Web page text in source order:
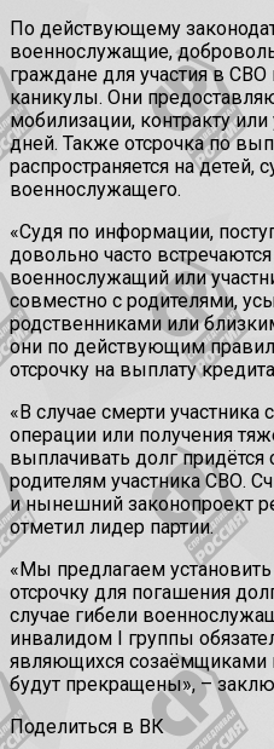
По действующему
военнослужащие,
граждане для участия в
каникулы. Они
мобилизации, контракту
дней. Также отсрочка по
распространяется на
военнослужащего.
«Судя по информации,
довольно часто
военнослужащий или
совместно с родителями,
родственниками или
они по действующим
отсрочку на выплату
«В случае смерти
операции или получения
выплачивать долг
родителям участника СВО.
и нынешний законопроект
отметил лидер партии.
«Мы предлагаем
отсрочку для погашения
случае гибели
инвалидом I группы
являющихся созаёмщиками
будут прекращены», –
Поделиться в ВК